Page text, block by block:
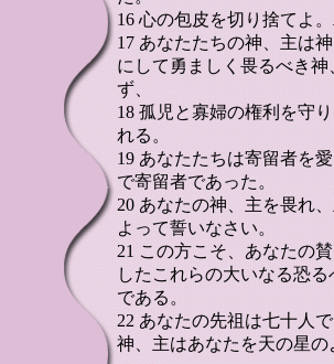
16 心の包皮を切り捨てよ
17 あなたたちの神、主は
にして勇ましく畏るべき
ず、
18 孤児と寡婦の権利を守
れる。
19 あなたたちは寄留者を
で寄留者であった。
20 あなたの神、主を畏れ
よって誓いなさい。
21 この方こそ、あなたの
したこれらの大いなる恐
である。
22 あなたの先祖は七十人
神、主はあなたを天の星の